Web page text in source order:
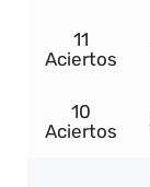
11
Aciertos
10
Aciertos